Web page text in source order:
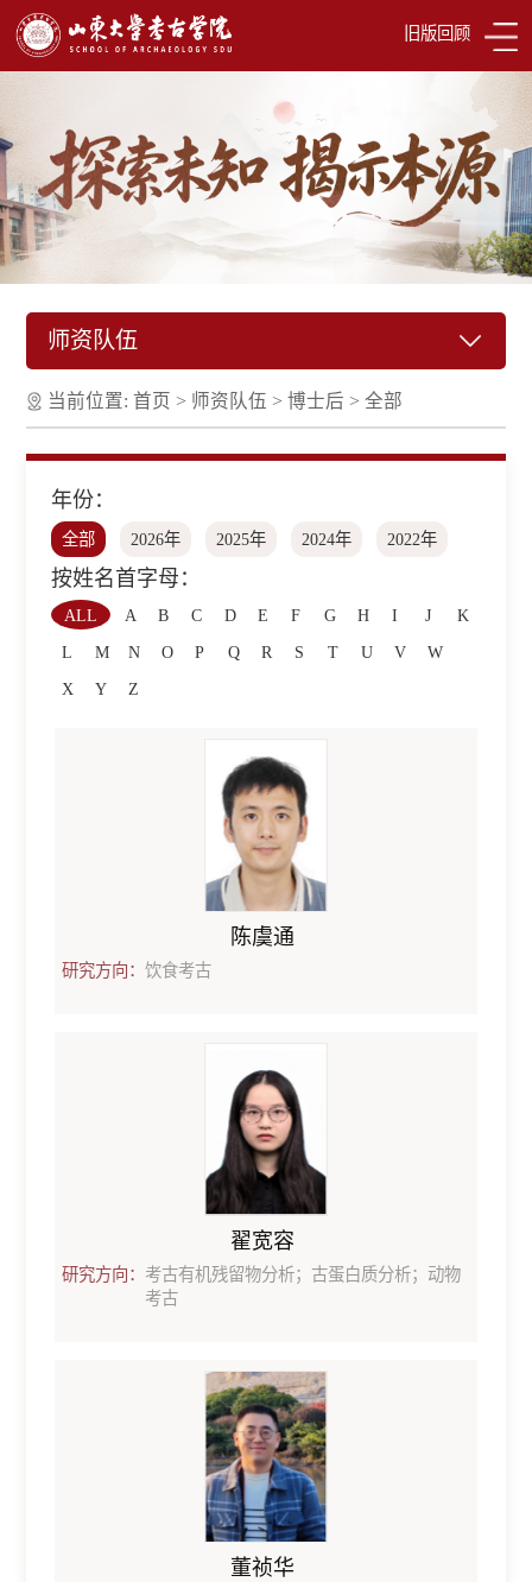
旧版回顾
师资队伍
当前位置:首页 > 师资队伍 >博士后 >全部
年份：
全部 2026年 2025年 2024年 2022年
按姓名首字母：
ALL A B C D E F G H I J
K
L
M N O P Q R S T U V
W
X
Y Z
陈虞通
研究方向： 饮食考古
翟宽容
研究方向： 考古有机残留物分析；古蛋白质分析；动物
考古
董祯华